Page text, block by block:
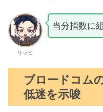
リッヒ
当分指数に
ブロードコム
低迷を示唆